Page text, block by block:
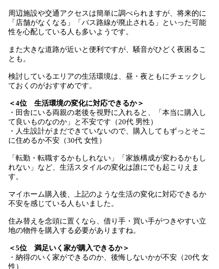
周辺施設や交通アクセスは簡単に調べられますが、将来的に
「店舗がなくなる」「バス路線が廃止される」といった可能
性を心配している人も多いようです。
また大きな道路が近いと便利ですが、騒音がひどく夜困るこ
とも。
検討しているエリアの生活環境は、昼・夜ともにチェックし
ておくのがおすすめです。
＜4位 生活環境の変化に対応できるか＞
・田舎にいる両親の老後を視野に入れると、「本当に購入し
て良いものなのか」と不安です（20代 男性）
・人生設計がまだできていないので、購入してもずっとそこ
に住めるか不安（30代 女性）
「転勤・転職するかもしれない」「家族構成が変わるかもし
れない」など、生活スタイルの変化は誰にでも起こりえま
す。
マイホーム購入後、上記のような生活の変化に対応できるか
不安を感じている人もいました。
住み替えを念頭に置くなら、借り手・買い手がつきやすい立
地の物件を購入する必要がありますね。
＜5位 満足いく家が購入できるか＞
・納得のいく家ができるのか、後悔しないかが不安（20代 女
性）